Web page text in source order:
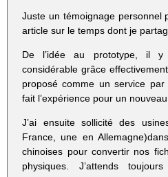
Juste un témoignage personnel
article sur le temps dont je
De l’idée au prototype, il
considérable grâce
proposé comme un service par
fait l’expérience pour un
J’ai ensuite sollicité des
France, une en
chinoises pour convertir nos
physiques. J’attends